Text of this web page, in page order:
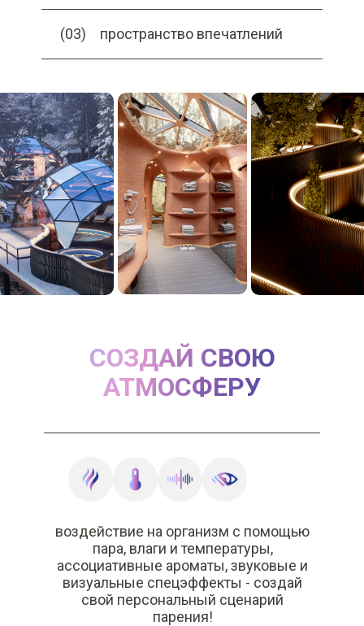
воздействие на организм с помощью
пара, влаги и температуры,
ассоциативные ароматы, звуковые и
визуальные спецэффекты - создай
свой персональный сценарий
парения!
СОЗДАЙ СВОЮ
АТМОСФЕРУ
пространство впечатлений
(03)